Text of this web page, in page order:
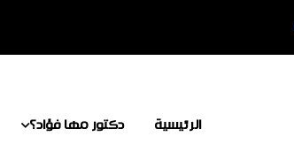
الرئيسية دكتور مها فؤاد؟